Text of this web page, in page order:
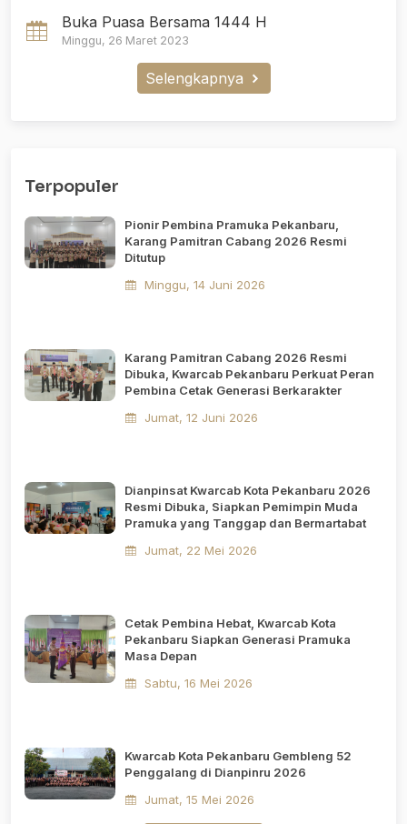
Buka Puasa Bersama 1444 H
Minggu, 26 Maret 2023
Selengkapnya
Terpopuler
Pionir Pembina Pramuka Pekanbaru,
Karang Pamitran Cabang 2026 Resmi
Ditutup
Minggu, 14 Juni 2026
Karang Pamitran Cabang 2026 Resmi
Dibuka, Kwarcab Pekanbaru Perkuat Peran
Pembina Cetak Generasi Berkarakter
Jumat, 12 Juni 2026
Dianpinsat Kwarcab Kota Pekanbaru 2026
Resmi Dibuka, Siapkan Pemimpin Muda
Pramuka yang Tanggap dan Bermartabat
Jumat, 22 Mei 2026
Cetak Pembina Hebat, Kwarcab Kota
Pekanbaru Siapkan Generasi Pramuka
Masa Depan
Sabtu, 16 Mei 2026
Kwarcab Kota Pekanbaru Gembleng 52
Penggalang di Dianpinru 2026
Jumat, 15 Mei 2026